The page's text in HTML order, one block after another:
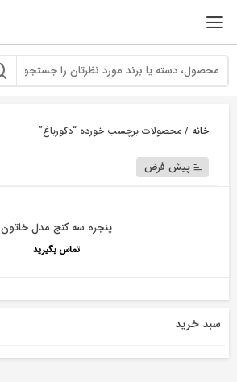
خانه / محصولات برچسب خورده “دکورباغ”
پیش فرض
پنجره سه کنج مدل خاتون
تماس بگیرید
سبد خرید